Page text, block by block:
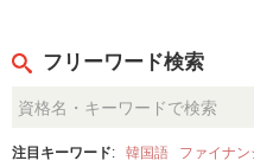
フリーワード検索
注目キーワード: 韓国語 ファイナ